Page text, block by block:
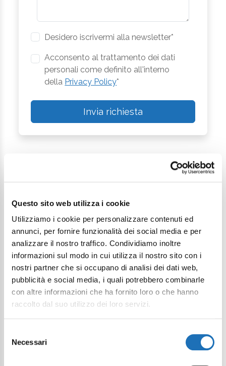
Questo sito web utilizza i cookie
Utilizziamo i cookie per personalizzare contenuti ed
annunci, per fornire funzionalità dei social media e per
analizzare il nostro traffico. Condividiamo inoltre
informazioni sul modo in cui utilizza il nostro sito con i
nostri partner che si occupano di analisi dei dati web,
pubblicità e social media, i quali potrebbero combinarle
con altre informazioni che ha fornito loro o che hanno
raccolto dal suo utilizzo dei loro servizi.
delNecessari
Desidero iscrivermi alla newsletter*
Acconsento al trattamento dei dati
personali come definito all'interno
della Privacy Policy*
Invia richiesta
Continua a esplorare
Il tuo viaggio digitale dentro Cesenatico